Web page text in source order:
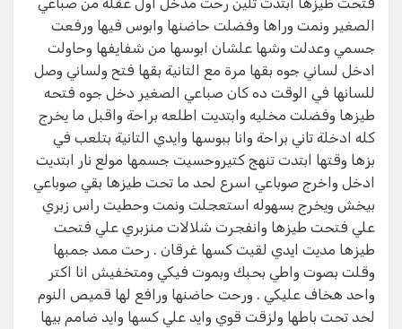
الصغير ونمت وراها وفضلت حاضنها وابوس فيها ورفعت
جسمي وعدلت وشها علشان ابوسها من شفايفها وحاولت
ادخل لساني جوه بقها مرة مع التانية بقها فتح ولساني وصل
للسانها في الوقت ده كان صباعي الصغير دخل جوه فتحه
طيزها وفضلت مخليه وابتديت اطلعه براحة واقبل ما يخرج
كله ادخلة تاني براحة وانا ببوسها وايدي التانية بتلعب في
بزها وقتها ابتدت تنهج كتيروحسيت جسمها مولع نار ابتديت
ادخل واخرج صوباعي اسرع لحد ما تحت طيزها بقي صوباعي
بيخش ويخرج بسهوله استعجلت ونمت وحطيت راس زبري
علي فتحت طيزها وانفجرت شلالات منزبري علي فتحت
طيزها مديت ايدي لقيت كسها غرقان . رحت ممد جمبها
وقلت بصوت واطي بحبك وبموت فيكي ومتخفيش انا اكتر
واحد هخاف عليكي . ورحت حاضنها ورافع لها قميص النوم
لحد تحت باطها ولزقت قوي وايد علي كسها وايد ضامم بيها